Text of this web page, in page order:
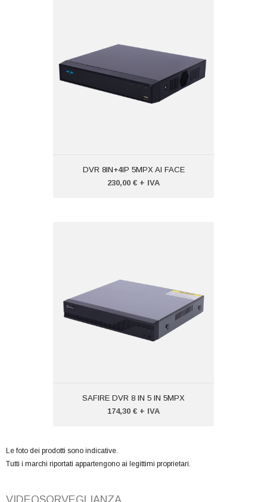
DVR 8IN+4IP 5MPX AI FACE
230,00 € + IVA
Peso (kg): 0,000
Produttore:
XSECURITY
SAFIRE DVR 8 IN 5 IN 5MPX
174,30 € + IVA
Produttore:
SAFIRE
Le foto dei prodotti sono indicative.
Tutti i marchi riportati appartengono ai legittimi proprietari.